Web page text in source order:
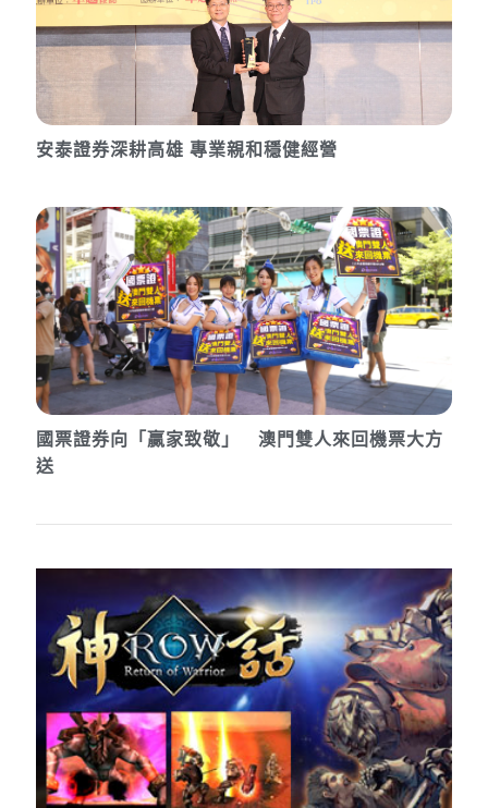
安泰證券深耕高雄 專業親和穩健經營
國票證券向「贏家致敬」 澳門雙人來回機票大方
送